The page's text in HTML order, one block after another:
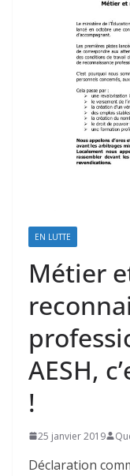
EN LUTTE
Métier
AESH,
!
25 janvier 2019
Déclaration